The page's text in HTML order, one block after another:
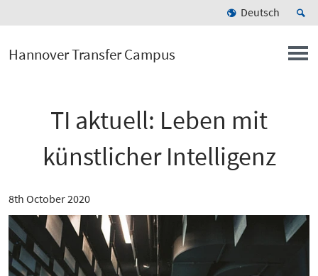
Deutsch
Hannover Transfer Campus
TI aktuell: Leben mit
künstlicher Intelligenz
8th October 2020